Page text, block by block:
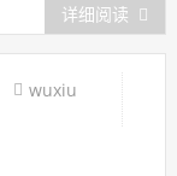
详细阅读
wuxiu